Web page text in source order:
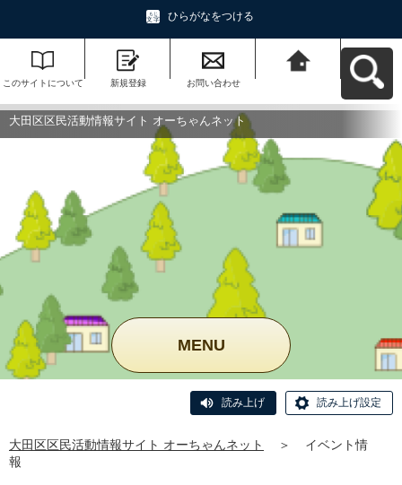
ひらがなをつける
このサイトについて 新規登録 お問い合わせ
ットへ戻る
大田区区民活動情報サイト オーちゃんネット
MENU
読み上げ 読み上げ設定
大田区区民活動情報サイト オーちゃんネット ＞
イベント情
報